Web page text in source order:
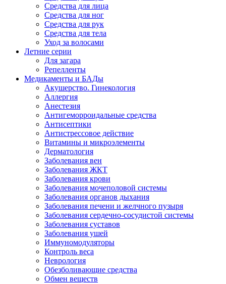
Средства для лица
Средства для ног
Средства для рук
Средства для тела
Уход за волосами
Летние серии
Для загара
Репелленты
Медикаменты и БАДы
Акушерство. Гинекология
Аллергия
Анестезия
Антигеморроидальные средства
Антисептики
Антистрессовое действие
Витамины и микроэлементы
Дерматология
Заболевания вен
Заболевания ЖКТ
Заболевания крови
Заболевания мочеполовой системы
Заболевания органов дыхания
Заболевания печени и желчного пузыря
Заболевания сердечно-сосудистой системы
Заболевания суставов
Заболевания ушей
Иммуномодуляторы
Контроль веса
Неврология
Обезболивающие средства
Обмен веществ